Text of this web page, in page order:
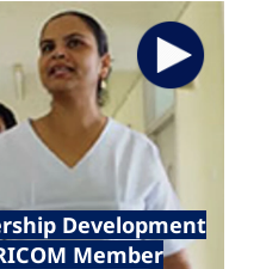
Development
Member